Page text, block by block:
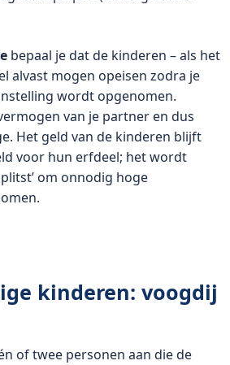
bepaal je dat de kinderen – als het
alvast mogen opeisen zodra je
wordt opgenomen.
van je partner en dus
Het geld van de kinderen blijft
voor hun erfdeel; het wordt
om onnodig hoge
kinderen: voogdij
of twee personen aan die de